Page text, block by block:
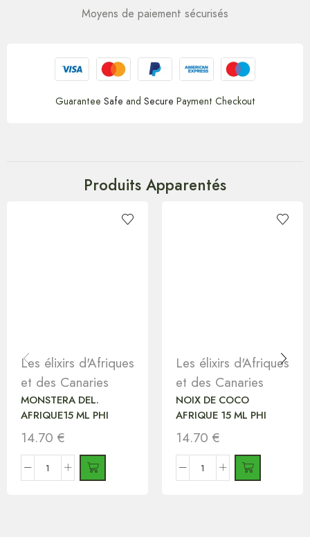
Moyens de paiement sécurisés
Guarantee Safe and Secure Payment Checkout
Produits Apparentés
Les élixirs d'Afriques
et des Canaries
MONSTERA DEL.
AFRIQUE15 ML PHI
14.70 €
Les élixirs d'Afriques
et des Canaries
NOIX DE COCO
AFRIQUE 15 ML PHI
14.70 €